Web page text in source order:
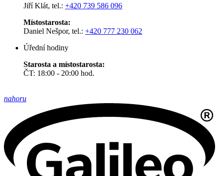
Jiří Klát, tel.: +420 739 586 096
Místostarosta:
Daniel Nešpor, tel.: +420 777 230 062
Úřední hodiny
Starosta a místostarosta:
ČT: 18:00 - 20:00 hod.
nahoru